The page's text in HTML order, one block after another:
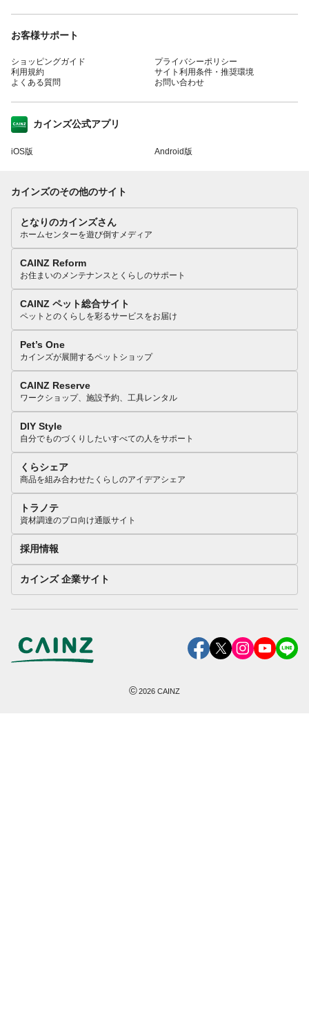
お客様サポート
ショッピングガイド
利用規約
よくある質問
プライバシーポリシー
サイト利用条件・推奨環境
お問い合わせ
カインズ公式アプリ
iOS版 Android版
カインズのその他のサイト
となりのカインズさん
ホームセンターを遊び倒すメディア
CAINZ Reform
お住まいのメンテナンスとくらしのサポート
CAINZ ペット総合サイト
ペットとのくらしを彩るサービスをお届け
Pet’s One
カインズが展開するペットショップ
CAINZ Reserve
ワークショップ、施設予約、工具レンタル
DIY Style
自分でものづくりしたいすべての人をサポート
くらシェア
商品を組み合わせたくらしのアイデアシェア
トラノテ
資材調達のプロ向け通販サイト
採用情報
カインズ 企業サイト
©2026 CAINZ